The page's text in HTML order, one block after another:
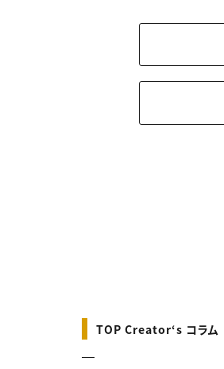
TOP Creator‘s コラム